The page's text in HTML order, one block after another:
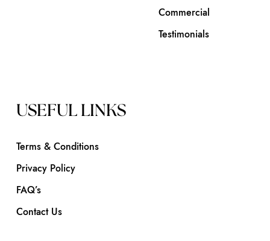
Commercial
Testimonials
USEFUL LINKS
Terms & Conditions
Privacy Policy
FAQ’s
Contact Us